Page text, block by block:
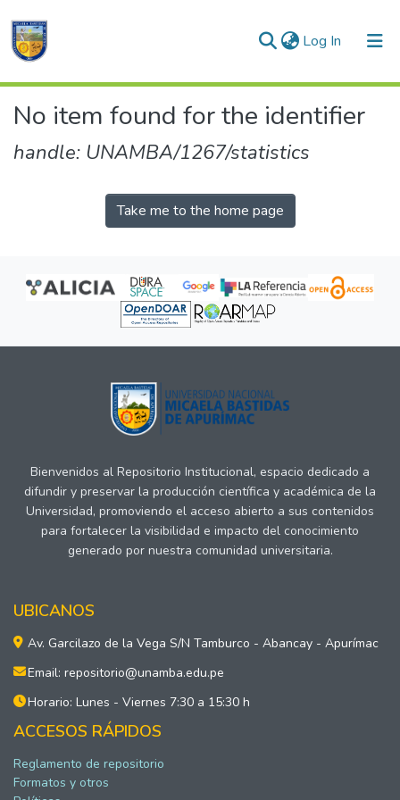
Log In (current)
Communities & Collections
No item found for the identifier
handle: UNAMBA/1267/statistics
Take me to the home page
Bienvenidos al Repositorio Institucional, espacio dedicado a
difundir y preservar la producción científica y académica de la
Universidad, promoviendo el acceso abierto a sus contenidos
para fortalecer la visibilidad e impacto del conocimiento
generado por nuestra comunidad universitaria.
UBICANOS
Av. Garcilazo de la Vega S/N Tamburco - Abancay - Apurímac
Email: repositorio@unamba.edu.pe
Horario: Lunes - Viernes 7:30 a 15:30 h
ACCESOS RÁPIDOS
Reglamento de repositorio
Formatos y otros